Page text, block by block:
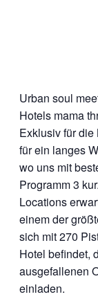
Urban soul
Hotels mama
Exklusiv für
für ein langes
wo uns mit
Programm 3
Locations
einem der
sich mit 270
Hotel befindet,
ausgefallenen
einladen.